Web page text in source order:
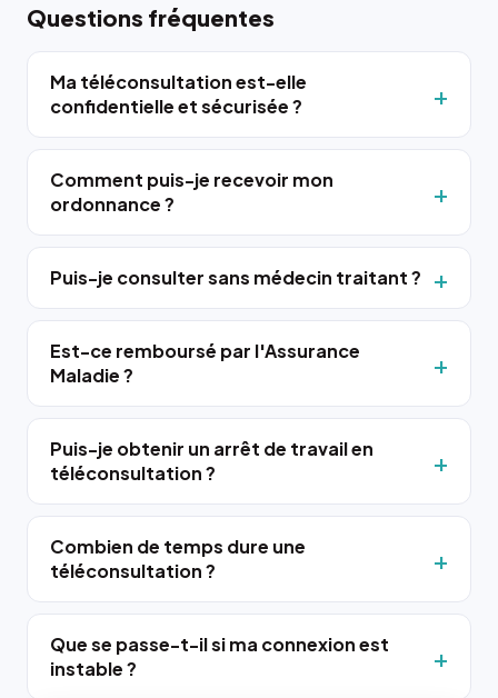
Questions fréquentes
Ma téléconsultation est-elle
confidentielle et sécurisée ?
Comment puis-je recevoir mon
ordonnance ?
Puis-je consulter sans médecin traitant ?
Est-ce remboursé par l'Assurance
Maladie ?
Puis-je obtenir un arrêt de travail en
téléconsultation ?
Combien de temps dure une
téléconsultation ?
Que se passe-t-il si ma connexion est
instable ?